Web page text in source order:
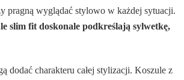
pragną wyglądać stylowo w każdej sytuacji.
slim fit doskonale podkreślają sylwetkę,
dodać charakteru całej stylizacji. Koszule z